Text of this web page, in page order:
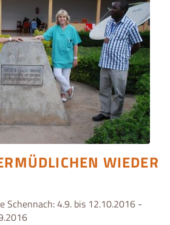
WIEDER
Schennach: 4.9. bis 12.10.2016 -